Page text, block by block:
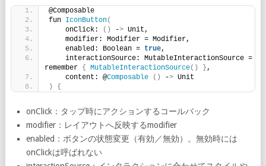
@Composable
fun IconButton(
    onClick:
() -> Unit,
    modifier: Modifier = Modifier,
    enabled: Boolean =
true,
    interactionSource: MutableInteractionSource =
remember { MutableInteractionSource() },
    content: @
Composable () -> Unit
)
{
onClick：タップ時にアクションするコールバック
modifier：レイアウトへ反映するmodifier
enabled：ボタンの状態変更（有効／無効）。無効時には
onClickは呼ばれない